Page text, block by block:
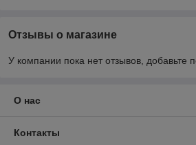
Отзывы о магазине
У компании пока нет отзывов, добавьте
О нас
Контакты